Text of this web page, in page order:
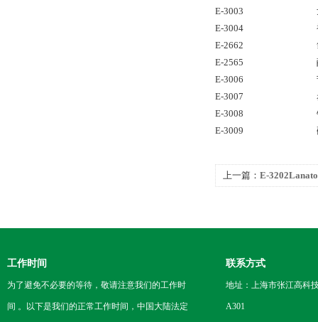
E-3003
E-3004
E-2662
E-2565
E-3006
E-3007
E-3008
E-3009
上一篇： E-
工作时间
为了避免不必要的等待，敬请注意我们的工作时
间 。以下是我们的正常工作时间，中国大陆法定
联系方式
地址：上海市张江高科
A301